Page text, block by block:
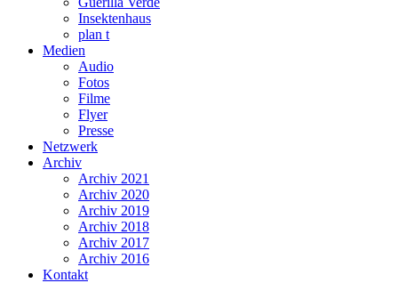
Insektenhaus
plan t
Medien
Audio
Fotos
Filme
Flyer
Presse
Netzwerk
Archiv
Archiv 2021
Archiv 2020
Archiv 2019
Archiv 2018
Archiv 2017
Archiv 2016
Kontakt